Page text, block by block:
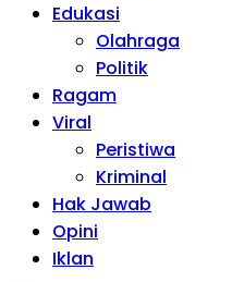
Edukasi
Olahraga
Politik
Ragam
Viral
Peristiwa
Kriminal
Hak Jawab
Opini
Iklan